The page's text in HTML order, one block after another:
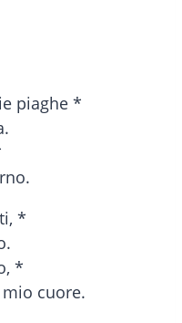
piaghe *
*
*
cuore.